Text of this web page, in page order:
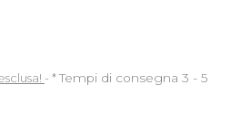
*Tempi di consegna 3 - 5